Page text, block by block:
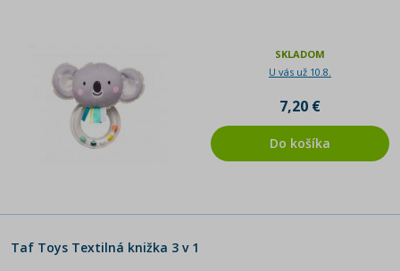
SKLADOM
U vás už 10.8.
7,20 €
Do košíka
Taf Toys Textilná knižka 3 v 1